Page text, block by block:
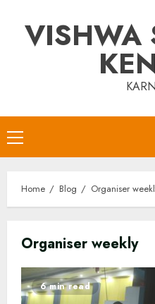
contentVISHWA
Primary
Menu
Home Blog Organiser
Organiser weekly
6 min read